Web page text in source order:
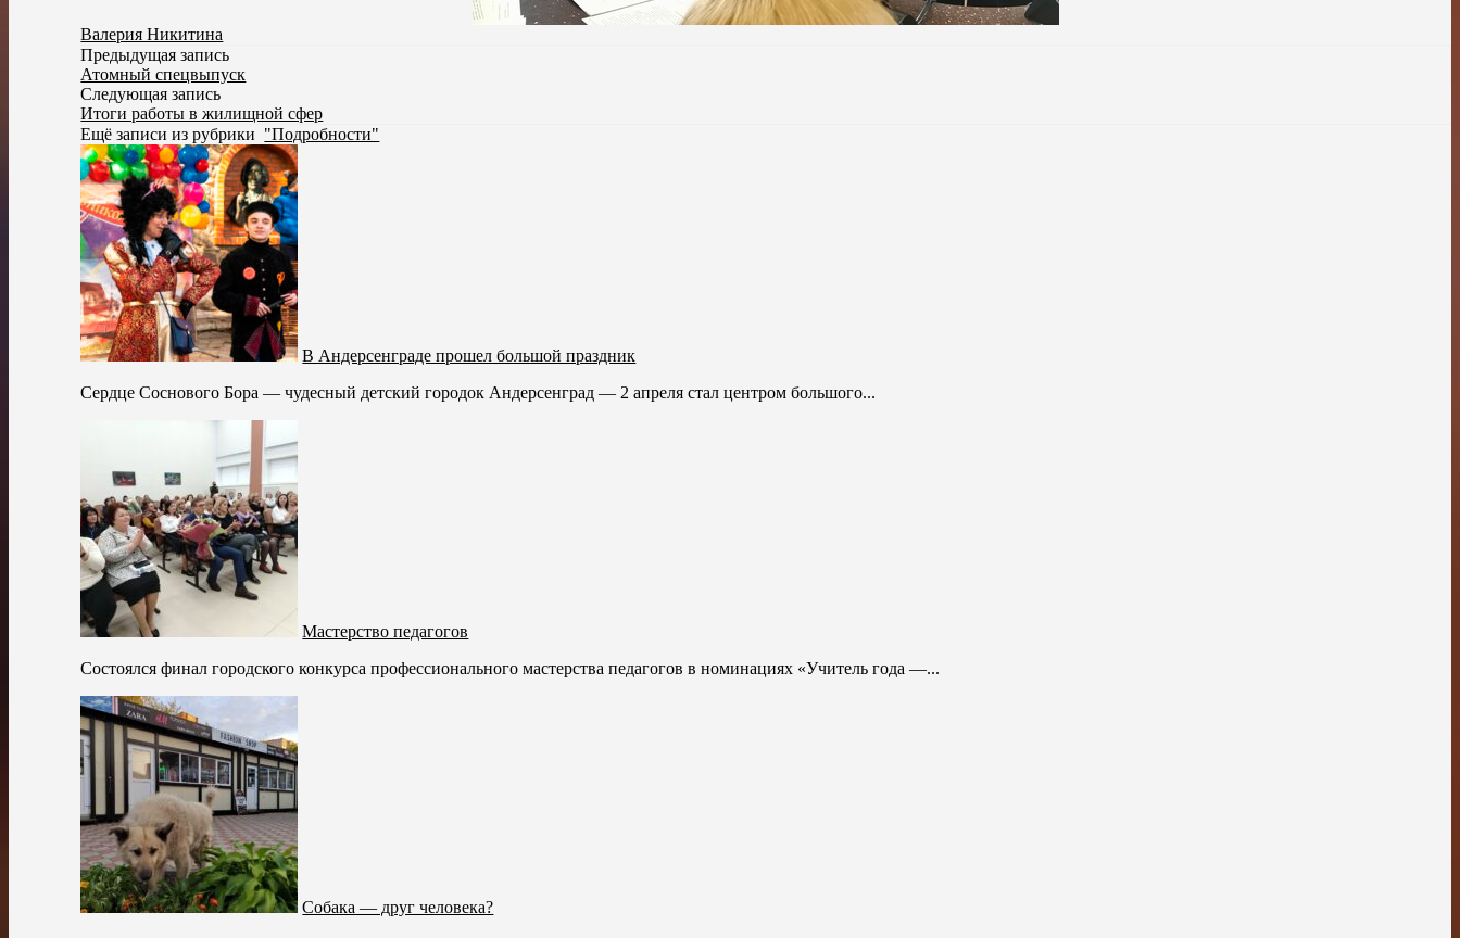
Валерия Никитина
Предыдущая запись
Атомный спецвыпуск
Следующая запись
Итоги работы в жилищной сфер
Ещё записи из рубрики "Подробности"
В Андерсенграде прошел большой праздник
Сердце Соснового Бора — чудесный детский городок Андерсенград — 2 апреля стал центром большого...
Мастерство педагогов
Состоялся финал городского конкурса профессионального мастерства педагогов в номинациях «Учитель года —...
Собака — друг человека?